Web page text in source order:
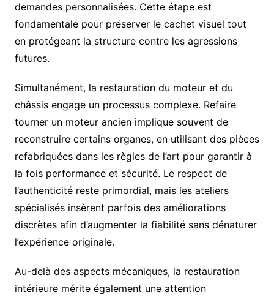
demandes personnalisées. Cette étape est
fondamentale pour préserver le cachet visuel tout
en protégeant la structure contre les agressions
futures.
Simultanément, la restauration du moteur et du
châssis engage un processus complexe. Refaire
tourner un moteur ancien implique souvent de
reconstruire certains organes, en utilisant des pièces
refabriquées dans les règles de l’art pour garantir à
la fois performance et sécurité. Le respect de
l’authenticité reste primordial, mais les ateliers
spécialisés insèrent parfois des améliorations
discrètes afin d’augmenter la fiabilité sans dénaturer
l’expérience originale.
Au-delà des aspects mécaniques, la restauration
intérieure mérite également une attention